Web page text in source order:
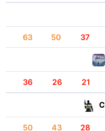
63 50 37
36 26 21
50 43 28